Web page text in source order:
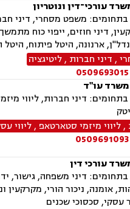
עורכי־דין ונוטריון
דיני חוזים, ייפוי כוח
נדל"ן, ארנונה, היטל פיתוח, היטל
, דיני חברות ,ליטיגציה
0509693015
משרד עו"ד
דיני חברות, ליווי
,ליווי מיזמי סטארטאפ ,ליווי
0509691093
עורכי דין
דיני משפחה, גישור,
אומנה, ניכור הורי, מקרקעין
עסקי, סכסוכי שכנים